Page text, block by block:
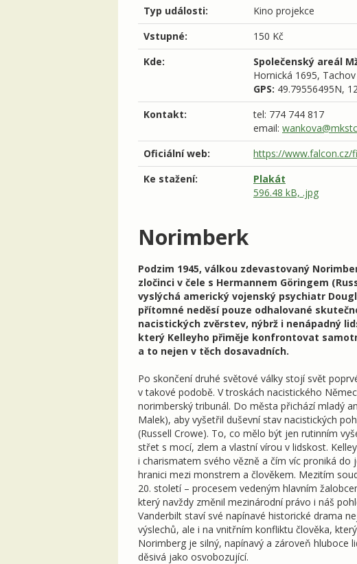
Typ události:
Kino projekce
Vstupné:
150 Kč
Kde:
Společenský areál
Hornická 1695, Tachov
GPS: 49.79556495N,
Kontakt:
tel: 774 744 817
email:
Oficiální web:
https://www.falcon.cz/
Ke stažení:
Plakát
596.48 kB, .jpg
Norimberk
Podzim 1945, válkou zdevastovaný
zločinci v čele s Hermannem Göringem
vyslýchá americký vojenský psychiatr
přítomné neděsí pouze odhalované
nacistických zvěrstev, nýbrž i nenápadný
který Kelleyho přiměje konfrontovat
a to nejen v těch dosavadních.
Po skončení druhé světové války stojí svět
v takové podobě. V troskách nacistického
norimberský tribunál. Do města přichází mladý
Malek), aby vyšetřil duševní stav nacistických
(Russell Crowe). To, co mělo být jen rutinním
střet s mocí, zlem a vlastní vírou v lidskost.
i charismatem svého vězně a čím víc proniká
hranici mezi monstrem a člověkem. Mezitím
20. století – procesem vedeným hlavním
který navždy změnil mezinárodní právo i náš
Vanderbilt staví své napínavé historické drama
výslechů, ale i na vnitřním konfliktu člověka,
Norimberg je silný, napínavý a zároveň
děsivá jako osvobozující.